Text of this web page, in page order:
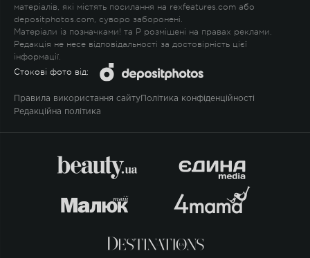
матеріалів, які містять посилання на rexfeatures.com або
depositphotos.com, суворо заборонені.
Матеріали із позначками! та P розміщені на правах реклами.
Редакція не несе відповідальності за достовірність цієї
інформації.
Стокові фото від:
Правила використання сайту Політика конфіденційності
Редакційна політика